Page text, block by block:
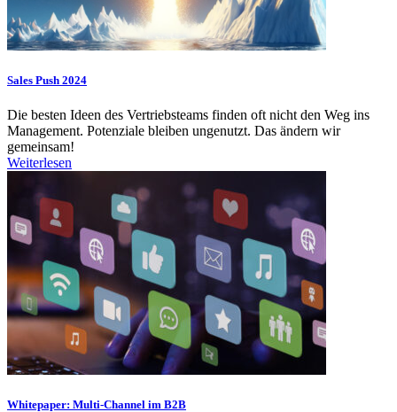
Sales Push 2024
Die besten Ideen des Vertriebsteams finden oft nicht den Weg ins
Management. Potenziale bleiben ungenutzt. Das ändern wir
gemeinsam!
Weiterlesen
Whitepaper: Multi-Channel im B2B